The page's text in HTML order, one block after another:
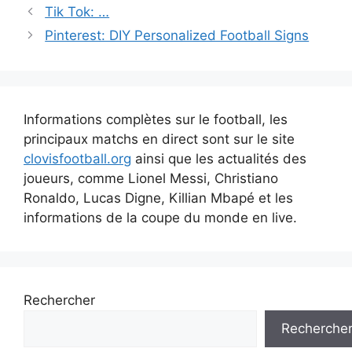
Navigation
des
Tik Tok: …
Pinterest: DIY Personalized Football Signs
Informations complètes sur le football, les
principaux matchs en direct sont sur le site
clovisfootball.org ainsi que les actualités des
joueurs, comme Lionel Messi, Christiano
Ronaldo, Lucas Digne, Killian Mbapé et les
informations de la coupe du monde en live.
Rechercher
Rechercher